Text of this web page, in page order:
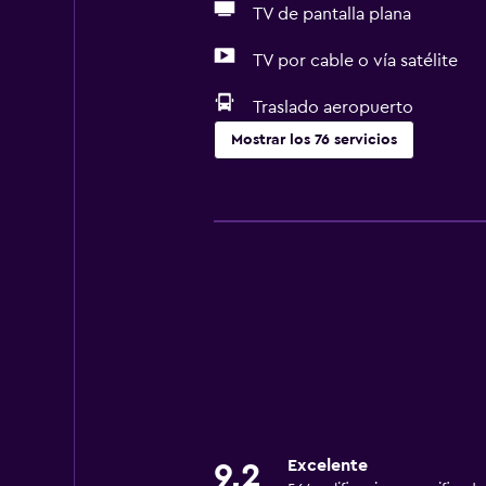
TV de pantalla plana
TV por cable o vía satélite
Traslado aeropuerto
Mostrar los 76 servicios
Unidad ubicada en la planta baja
Ducha adaptada para silla de
Lavabo bajo
9,2 Excelente